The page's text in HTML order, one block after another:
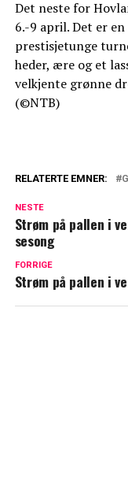
Det neste for
6.-9 april. Det er
prestisjetunge
heder, ære og et
velkjente grønne
(©NTB)
RELATERTE EMNER:
NESTE
Strøm på pallen i
sesong
FORRIGE
Strøm på pallen i